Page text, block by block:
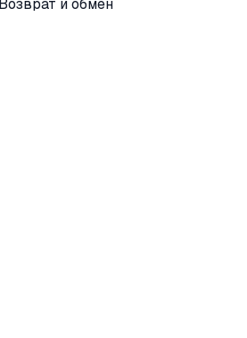
Возврат и обмен